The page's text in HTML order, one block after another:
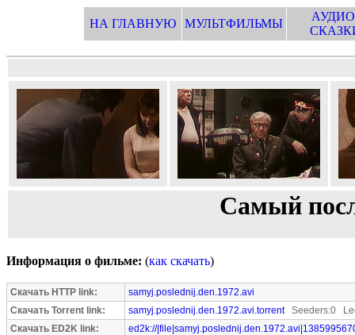
НА ГЛАВНУЮ МУЛЬТФИЛЬМЫ
Самый
Информация о фильме: (как скачать)
Скачать HTTP link:
samyj.poslednij.den.1972.avi
Скачать Torrent link:
samyj.poslednij.den.1972.avi.torrentSeeders:0
Скачать ED2K link:
ed2k://